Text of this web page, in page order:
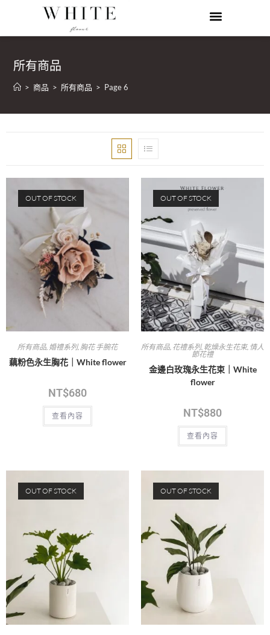
所有商品
> 商品 > 所有商品 > Page 6
OUT OF STOCK
所有商品, 婚禮系列,胸花 手腕花
藕粉色永生胸花｜White flower
NT$680
查看內容
OUT OF STOCK
所有商品, 花禮系列, 乾燥永生花束, 情人
節花禮
金邊白玫瑰永生花束｜White
flower
NT$880
查看內容
OUT OF STOCK OUT OF STOCK